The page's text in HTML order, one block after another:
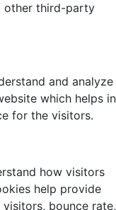
other third-party
and analyze
which helps in
for the visitors.
how visitors
help provide
bounce rate,